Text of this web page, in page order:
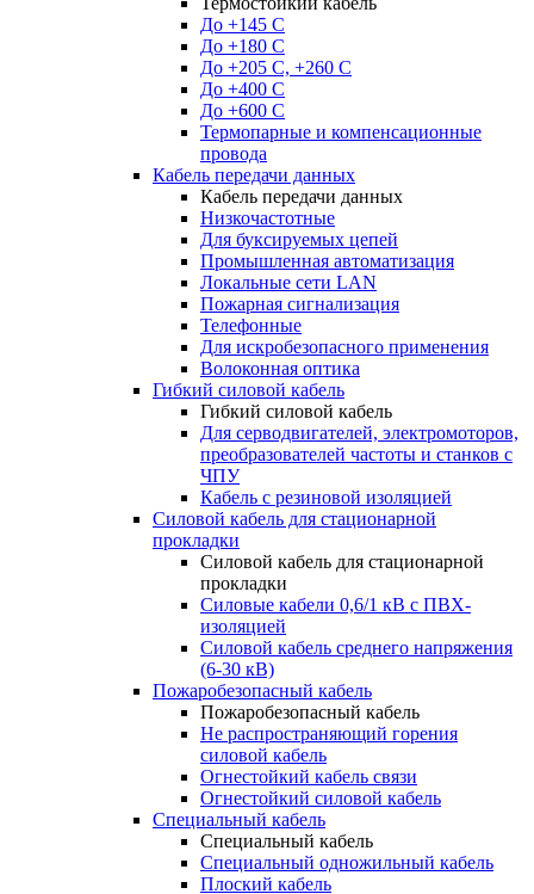
До +145 С
До +180 C
До +205 С, +260 С
До +400 C
До +600 С
Термопарные и компенсационные
провода
Кабель передачи данных
Кабель передачи данных
Низкочастотные
Для буксируемых цепей
Промышленная автоматизация
Локальные сети LAN
Пожарная сигнализация
Телефонные
Для искробезопасного применения
Волоконная оптика
Гибкий силовой кабель
Гибкий силовой кабель
Для серводвигателей, электромоторов,
преобразователей частоты и станков с
ЧПУ
Кабель с резиновой изоляцией
Силовой кабель для стационарной
прокладки
Силовой кабель для стационарной
прокладки
Силовые кабели 0,6/1 кВ с ПВХ-
изоляцией
Силовой кабель среднего напряжения
(6-30 кВ)
Пожаробезопасный кабель
Пожаробезопасный кабель
Не распространяющий горения
силовой кабель
Огнестойкий кабель связи
Огнестойкий силовой кабель
Специальный кабель
Специальный кабель
Специальный одножильный кабель
Плоский кабель